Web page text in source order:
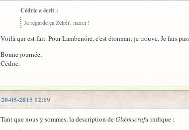
Cédric a écrit :
Je regarde ça Zelph', merci !
Voilà qui est fait. Pour Lambenórë, c'est étonnant je trouve. Je fais
Bonne journée,
Cédric.
20-05-2015 12:19
Tant que nous y sommes, la description deGlǽmscrafu indique :